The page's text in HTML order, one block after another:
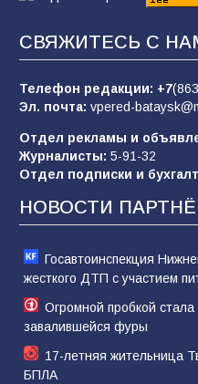
заявления о
пропагандистский
85 01.08.2026
«Слухами Москву не
заявления Киева о
отчаяние, а не
81 02.08.2026
СВЯЖИТЕСЬ С
Телефон редакции: +7
Эл. почта: vpered-
Отдел рекламы и
Журналисты: 5-91-32
Отдел подписки и
НОВОСТИ
Госавтоинспекция
жесткого ДТП с участием
Огромной пробкой
завалившейся фуры
17-летняя жительница
БПЛА